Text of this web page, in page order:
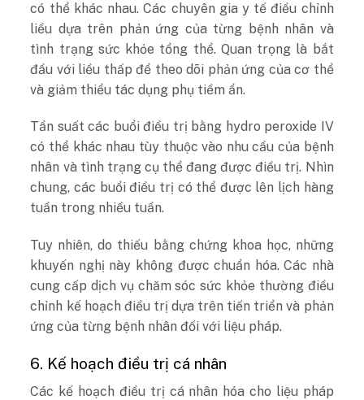
có thể khác nhau. Các chuyên gia y tế điều chỉnh
liều dựa trên phản ứng của từng bệnh nhân và
tình trạng sức khỏe tổng thể. Quan trọng là bắt
đầu với liều thấp để theo dõi phản ứng của cơ thể
và giảm thiểu tác dụng phụ tiềm ẩn.
Tần suất các buổi điều trị bằng hydro peroxide IV
có thể khác nhau tùy thuộc vào nhu cầu của bệnh
nhân và tình trạng cụ thể đang được điều trị. Nhìn
chung, các buổi điều trị có thể được lên lịch hàng
tuần trong nhiều tuần.
Tuy nhiên, do thiếu bằng chứng khoa học, những
khuyến nghị này không được chuẩn hóa. Các nhà
cung cấp dịch vụ chăm sóc sức khỏe thường điều
chỉnh kế hoạch điều trị dựa trên tiến triển và phản
ứng của từng bệnh nhân đối với liệu pháp.
6. Kế hoạch điều trị cá nhân
Các kế hoạch điều trị cá nhân hóa cho liệu pháp